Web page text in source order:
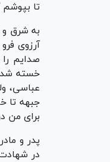
تا
به شرق و
آرزوی
صدایم
خسته
عباسی،
جبهه تا
برای من
پدر و
در